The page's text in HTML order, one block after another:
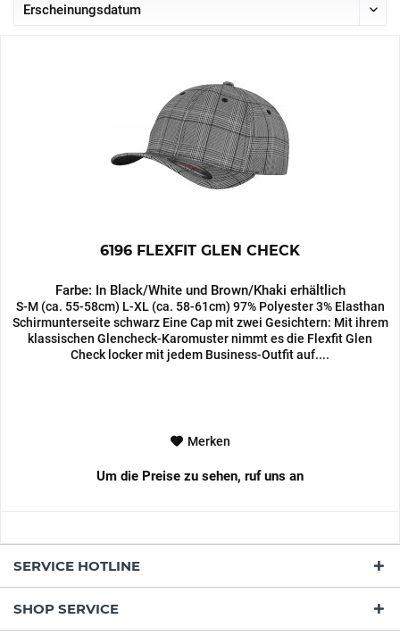
6196 FLEXFIT GLEN CHECK
Farbe: In Black/White und Brown/Khaki erhältlich
S-M (ca. 55-58cm) L-XL (ca. 58-61cm) 97% Polyester 3% Elasthan
Schirmunterseite schwarz Eine Cap mit zwei Gesichtern: Mit ihrem
klassischen Glencheck-Karomuster nimmt es die Flexfit Glen
Check locker mit jedem Business-Outfit auf....
Merken
Um die Preise zu sehen, ruf uns an
SERVICE HOTLINE
SHOP SERVICE